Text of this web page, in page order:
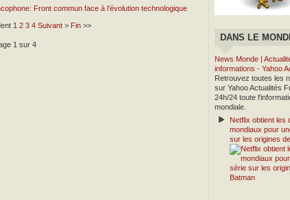
Front commun face à l’évolution technologique
1 2 3 4 Suivant > Fin >>
1 sur 4
DANS LE
News Monde |
informations - Yahoo
Retrouvez toutes les
sur Yahoo Actualités
24h/24 toute
mondiale.
Netflix obtient les
mondiaux pour
sur les origines